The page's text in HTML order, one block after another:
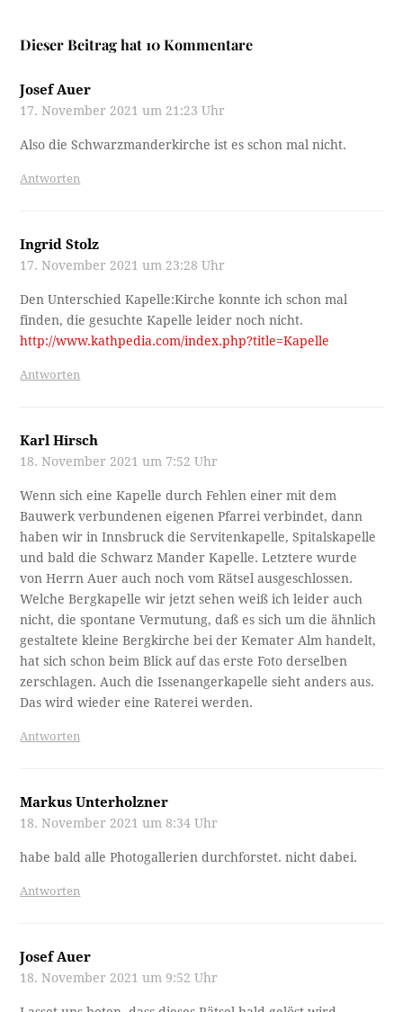
Dieser Beitrag hat 10 Kommentare
Josef Auer
17. November 2021 um 21:23 Uhr
Also die Schwarzmanderkirche ist es schon mal nicht.
Antworten
Ingrid Stolz
17. November 2021 um 23:28 Uhr
Den Unterschied Kapelle:Kirche konnte ich schon mal
finden, die gesuchte Kapelle leider noch nicht.
http://www.kathpedia.com/index.php?title=Kapelle
Antworten
Karl Hirsch
18. November 2021 um 7:52 Uhr
Wenn sich eine Kapelle durch Fehlen einer mit dem
Bauwerk verbundenen eigenen Pfarrei verbindet, dann
haben wir in Innsbruck die Servitenkapelle, Spitalskapelle
und bald die Schwarz Mander Kapelle. Letztere wurde
von Herrn Auer auch noch vom Rätsel ausgeschlossen.
Welche Bergkapelle wir jetzt sehen weiß ich leider auch
nicht, die spontane Vermutung, daß es sich um die ähnlich
gestaltete kleine Bergkirche bei der Kemater Alm handelt,
hat sich schon beim Blick auf das erste Foto derselben
zerschlagen. Auch die Issenangerkapelle sieht anders aus.
Das wird wieder eine Raterei werden.
Antworten
Markus Unterholzner
18. November 2021 um 8:34 Uhr
habe bald alle Photogallerien durchforstet. nicht dabei.
Antworten
Josef Auer
18. November 2021 um 9:52 Uhr